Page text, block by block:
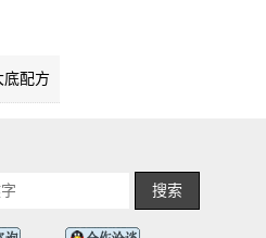
底配方
搜索